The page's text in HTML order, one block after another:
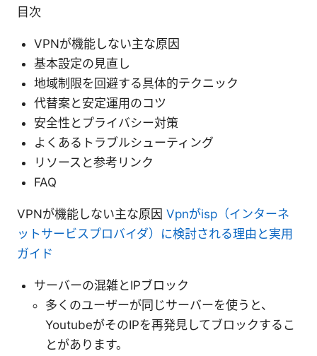
目次
VPNが機能しない主な原因
基本設定の見直し
地域制限を回避する具体的テクニック
代替案と安定運用のコツ
安全性とプライバシー対策
よくあるトラブルシューティング
リソースと参考リンク
FAQ
VPNが機能しない主な原因 Vpnがisp（インターネ
ットサービスプロバイダ）に検討される理由と実用
ガイド
サーバーの混雑とIPブロック
多くのユーザーが同じサーバーを使うと、
YoutubeがそのIPを再発見してブロックするこ
とがあります。